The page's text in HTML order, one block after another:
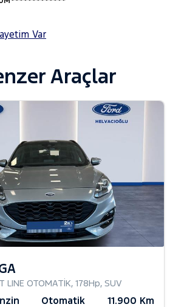
Var
Araçlar
LINE OTOMATİK, 178Hp, SUV
Otomatik 11.900 Km